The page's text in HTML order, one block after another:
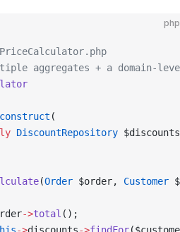
php
aggregates + a domain-
(
DiscountRepository
(Order $order, Customer
->total ();